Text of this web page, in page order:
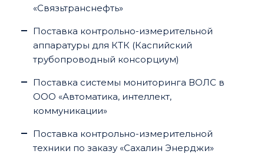
«Связьтранснефть»
Поставка контрольно-измерительной
аппаратуры для КТК (Каспийский
трубопроводный консорциум)
Поставка системы мониторинга ВОЛС в
ООО «Автоматика, интеллект,
коммуникации»
Поставка контрольно-измерительной
техники по заказу «Сахалин Энерджи»